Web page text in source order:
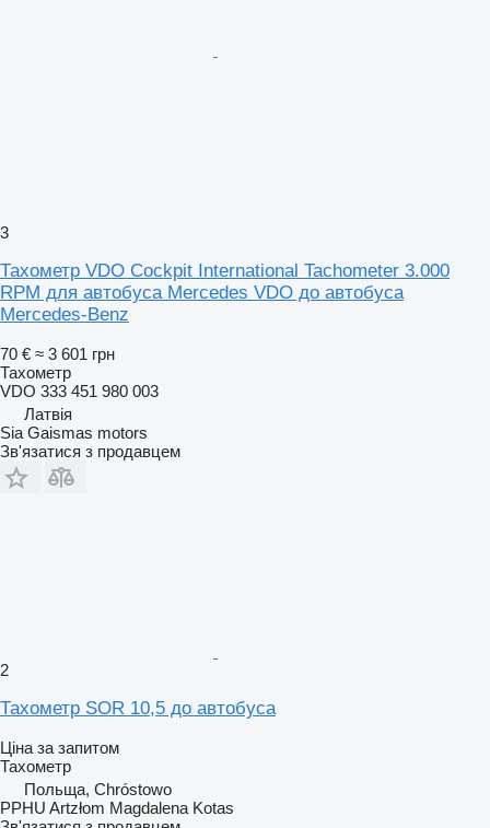
3
Тахометр VDO Cockpit International Tachometer 3.000
RPM для автобуса Mercedes VDO до автобуса
Mercedes-Benz
70 € ≈ 3 601 грн
Тахометр
VDO 333 451 980 003
Латвія
Sia Gaismas motors
Зв'язатися з продавцем
2
Тахометр SOR 10,5 до автобуса
Ціна за запитом
Тахометр
Польща, Chróstowo
PPHU Artzłom Magdalena Kotas